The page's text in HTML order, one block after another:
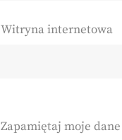
Witryna internetowa
Zapamiętaj moje